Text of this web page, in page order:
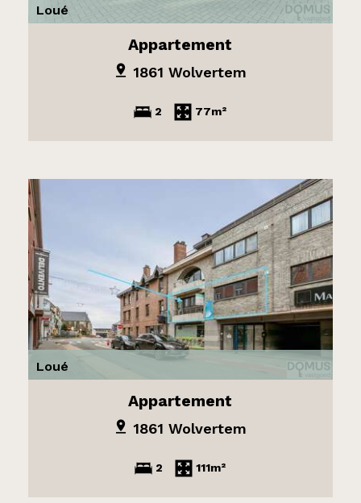
Loué
Appartement
1861 Wolvertem
2 77m²
Loué
Appartement
1861 Wolvertem
2 111m²